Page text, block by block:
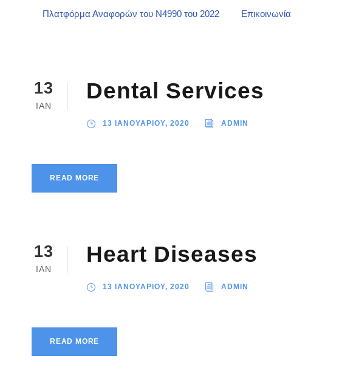
Πλατφόρμα Αναφορών του Ν4990 του 2022 Επικοινωνία
13
ΙΑΝ
Dental Services
13 ΙΑΝΟΥΑΡΙΟΥ, 2020 ADMIN
READ MORE
13
ΙΑΝ
Heart Diseases
13 ΙΑΝΟΥΑΡΙΟΥ, 2020 ADMIN
READ MORE